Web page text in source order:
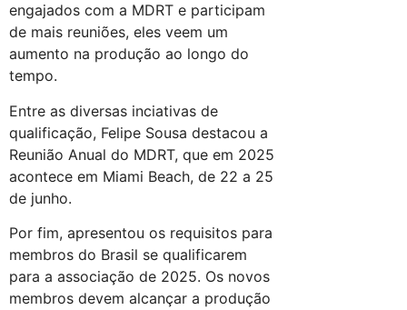
engajados com a MDRT e participam
de mais reuniões, eles veem um
aumento na produção ao longo do
tempo.
Entre as diversas inciativas de
qualificação, Felipe Sousa destacou a
Reunião Anual do MDRT, que em 2025
acontece em Miami Beach, de 22 a 25
de junho.
Por fim, apresentou os requisitos para
membros do Brasil se qualificarem
para a associação de 2025. Os novos
membros devem alcançar a produção